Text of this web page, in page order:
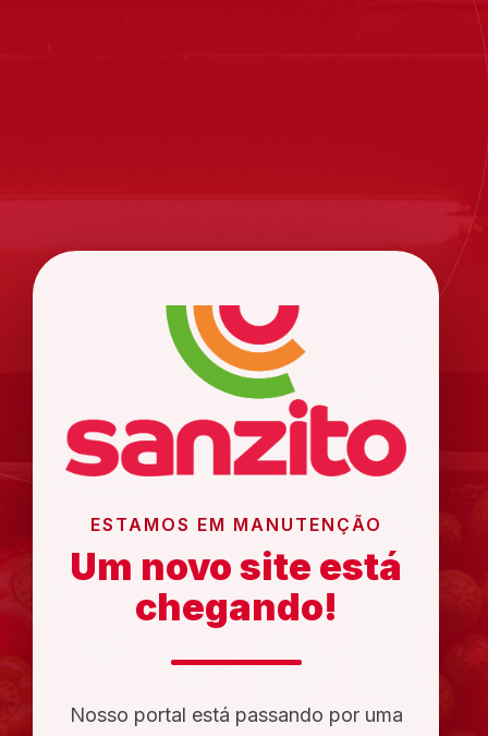
ESTAMOS EM MANUTENÇÃO
Um novo site está
chegando!
Nosso portal está passando por uma